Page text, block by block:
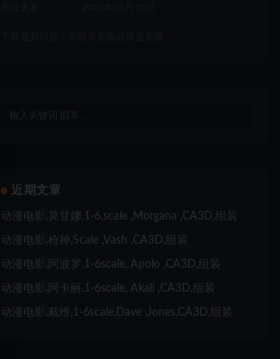
近期文章
动漫电影,莫甘娜,1-6,scale ,Morgana ,CA3D,组装
动漫电影,枪神,Scale ,Vash ,CA3D,组装
动漫电影,阿波罗,1-6scale, Apolo ,CA3D,组装
动漫电影,阿卡丽,1-6scale, Akali ,CA3D,组装
动漫电影,戴维,1-6scale,Dave ,Jones,CA3D,组装